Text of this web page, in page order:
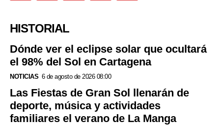
HISTORIAL
Dónde ver el eclipse solar que ocultará
el 98% del Sol en Cartagena
NOTICIAS 6 de agosto de 2026 08:00
Las Fiestas de Gran Sol llenarán de
deporte, música y actividades
familiares el verano de La Manga